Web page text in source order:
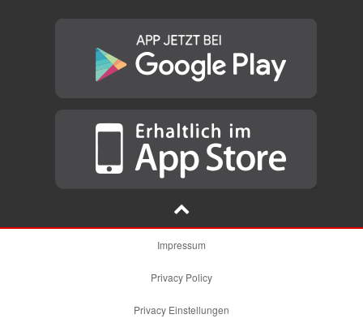
Impressum
Privacy Policy
Privacy Einstellungen